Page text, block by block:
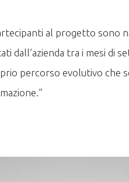
al progetto sono
dall’azienda tra i mesi di
percorso evolutivo